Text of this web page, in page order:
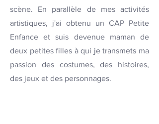
scène. En parallèle de mes activités
artistiques, j'ai obtenu un CAP Petite
Enfance et suis devenue maman de
deux petites filles à qui je transmets ma
passion des costumes, des histoires,
des jeux et des personnages.